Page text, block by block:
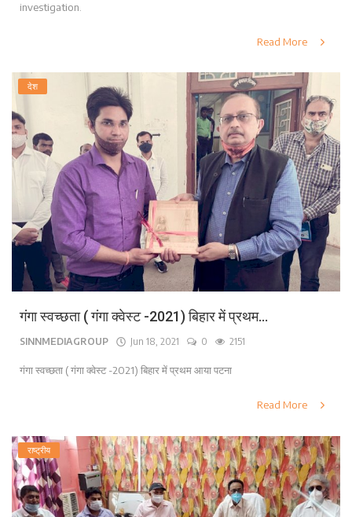
investigation.
Read More
देश
गंगा स्वच्छता ( गंगा क्वेस्ट -2021) बिहार में प्रथम...
SINNMEDIAGROUP Jun 18, 2021 0 2151
गंगा स्वच्छता ( गंगा क्वेस्ट -2021) बिहार में प्रथम आया पटना
Read More
राष्ट्रीय